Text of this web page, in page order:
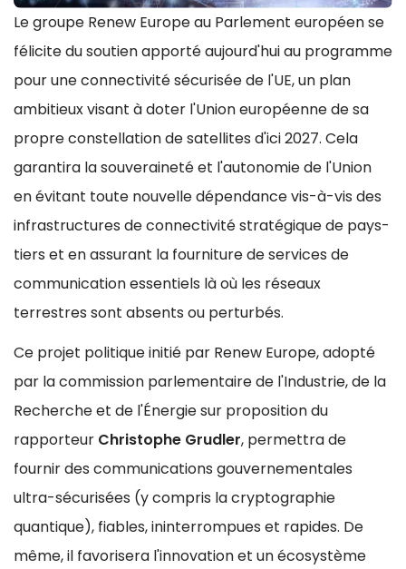
Le groupe Renew Europe au Parlement européen se
félicite du soutien apporté aujourd'hui au programme
pour une connectivité sécurisée de l'UE, un plan
ambitieux visant à doter l'Union européenne de sa
propre constellation de satellites d'ici 2027. Cela
garantira la souveraineté et l'autonomie de l'Union
en évitant toute nouvelle dépendance vis-à-vis des
infrastructures de connectivité stratégique de pays-
tiers et en assurant la fourniture de services de
communication essentiels là où les réseaux
terrestres sont absents ou perturbés.
Ce projet politique initié par Renew Europe, adopté
par la commission parlementaire de l'Industrie, de la
Recherche et de l'Énergie sur proposition du
rapporteur Christophe Grudler, permettra de
fournir des communications gouvernementales
ultra-sécurisées (y compris la cryptographie
quantique), fiables, ininterrompues et rapides. De
même, il favorisera l'innovation et un écosystème